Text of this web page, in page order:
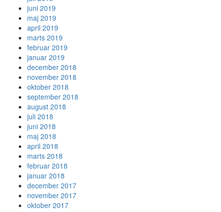
juni 2019
maj 2019
april 2019
marts 2019
februar 2019
januar 2019
december 2018
november 2018
oktober 2018
september 2018
august 2018
juli 2018
juni 2018
maj 2018
april 2018
marts 2018
februar 2018
januar 2018
december 2017
november 2017
oktober 2017